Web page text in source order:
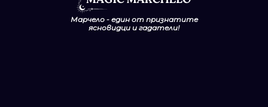
Марчело - един от признатите
ясновидци и гадатели!